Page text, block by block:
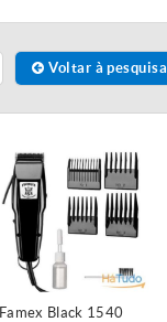
Voltar à pesquisa
Famex Black 1540